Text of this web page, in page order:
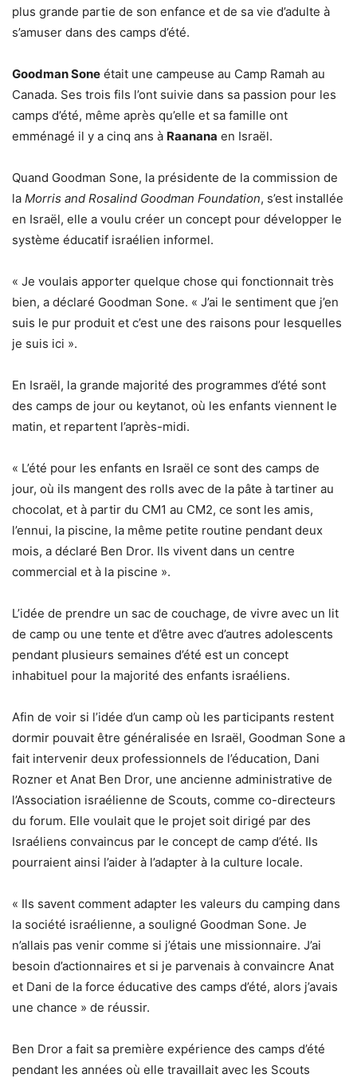
plus grande partie de son enfance et de sa vie d’adulte à
s’amuser dans des camps d’été.
Goodman Sone était une campeuse au Camp Ramah au
Canada. Ses trois fils l’ont suivie dans sa passion pour les
camps d’été, même après qu’elle et sa famille ont
emménagé il y a cinq ans à Raanana en Israël.
Quand Goodman Sone, la présidente de la commission de
la Morris and Rosalind Goodman Foundation, s’est installée
en Israël, elle a voulu créer un concept pour développer le
système éducatif israélien informel.
« Je voulais apporter quelque chose qui fonctionnait très
bien, a déclaré Goodman Sone. « J’ai le sentiment que j’en
suis le pur produit et c’est une des raisons pour lesquelles
je suis ici ».
En Israël, la grande majorité des programmes d’été sont
des camps de jour ou keytanot, où les enfants viennent le
matin, et repartent l’après-midi.
« L’été pour les enfants en Israël ce sont des camps de
jour, où ils mangent des rolls avec de la pâte à tartiner au
chocolat, et à partir du CM1 au CM2, ce sont les amis,
l’ennui, la piscine, la même petite routine pendant deux
mois, a déclaré Ben Dror. Ils vivent dans un centre
commercial et à la piscine ».
L’idée de prendre un sac de couchage, de vivre avec un lit
de camp ou une tente et d’être avec d’autres adolescents
pendant plusieurs semaines d’été est un concept
inhabituel pour la majorité des enfants israéliens.
Afin de voir si l’idée d’un camp où les participants restent
dormir pouvait être généralisée en Israël, Goodman Sone a
fait intervenir deux professionnels de l’éducation, Dani
Rozner et Anat Ben Dror, une ancienne administrative de
l’Association israélienne de Scouts, comme co-directeurs
du forum. Elle voulait que le projet soit dirigé par des
Israéliens convaincus par le concept de camp d’été. Ils
pourraient ainsi l’aider à l’adapter à la culture locale.
« Ils savent comment adapter les valeurs du camping dans
la société israélienne, a souligné Goodman Sone. Je
n’allais pas venir comme si j’étais une missionnaire. J’ai
besoin d’actionnaires et si je parvenais à convaincre Anat
et Dani de la force éducative des camps d’été, alors j’avais
une chance » de réussir.
Ben Dror a fait sa première expérience des camps d’été
pendant les années où elle travaillait avec les Scouts